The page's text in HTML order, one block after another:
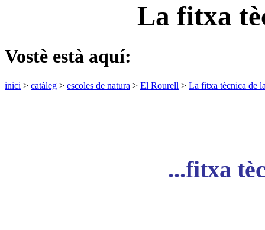
La fitxa
Vostè està aquí:
inici > catàleg > escoles de natura > El Rourell > La fitxa tècnica de
...fitxa